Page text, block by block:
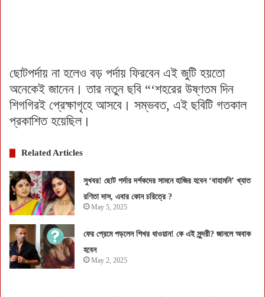
ছোটপর্দায় না হলেও বড় পর্দায় ফিরবেন এই জুটি হয়তো
অনেকেই জানেন। তার নতুন ছবি “‘শহরের উষ্ণতম দিন
শিগগিরই প্রেক্ষাগৃহে আসবে। সম্ভবত, এই ছবিটি গতকাল
প্রকাশিত হয়েছিল।
Related Articles
সুখবর! ছোট পর্দার দর্শকদের সামনে হাজির হবেন ‘বাহামনি’ খ্যাত
রণিতা দাস, এবার কোন চরিত্রে ?
May 5, 2025
ফের প্রেমে পড়লেন শিখর ধাওয়ান! কে এই সুন্দরী? জানলে অবাক
হবেন
May 2, 2025